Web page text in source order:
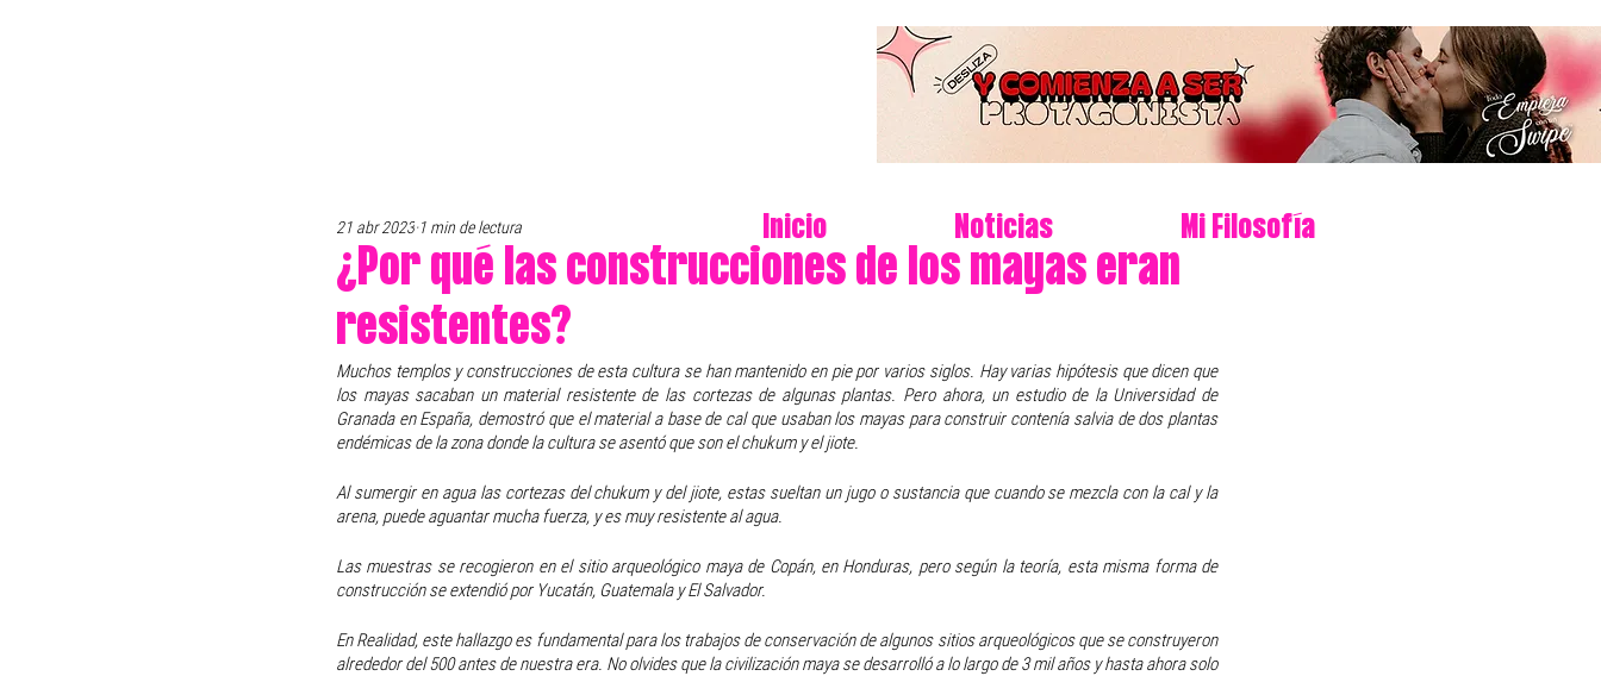
¿Por qué las construcciones de los mayas eran
resistentes?
21 abr 20231 min de lectura
Muchos templos y construcciones de esta cultura se han mantenido en pie por varios siglos. Hay varias hipótesis que dicen que
los mayas sacaban un material resistente de las cortezas de algunas plantas. Pero ahora, un estudio de la Universidad de
Granada en España, demostró que el material a base de cal que usaban los mayas para construir contenía salvia de dos plantas
endémicas de la zona donde la cultura se asentó que son el chukum y el jiote.
Al sumergir en agua las cortezas del chukum y del jiote, estas sueltan un jugo o sustancia que cuando se mezcla con la cal y la
arena, puede aguantar mucha fuerza, y es muy resistente al agua.
Las muestras se recogieron en el sitio arqueológico maya de Copán, en Honduras, pero según la teoría, esta misma forma de
construcción se extendió por Yucatán, Guatemala y El Salvador.
En Realidad, este hallazgo es fundamental para los trabajos de conservación de algunos sitios arqueológicos que se construyeron
alrededor del 500 antes de nuestra era. No olvides que la civilización maya se desarrolló a lo largo de 3 mil años y hasta ahora solo
Inicio Noticias Mi Filosofía